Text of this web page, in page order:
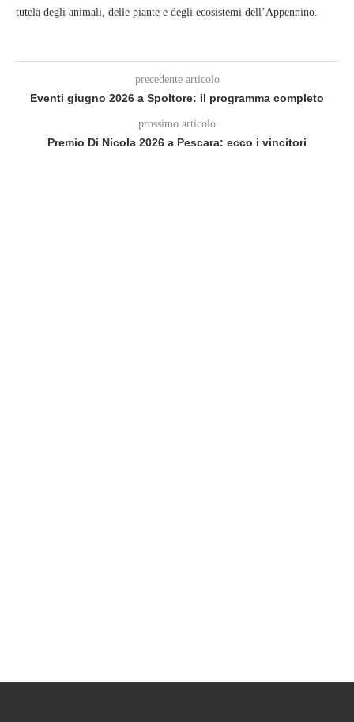
tutela degli animali, delle piante e degli ecosistemi dell’Appennino.
precedente articolo
Eventi giugno 2026 a Spoltore: il programma completo
prossimo articolo
Premio Di Nicola 2026 a Pescara: ecco i vincitori